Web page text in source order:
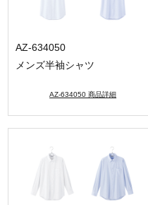
AZ-634050
メンズ半袖シャツ
AZ-634050 商品詳細